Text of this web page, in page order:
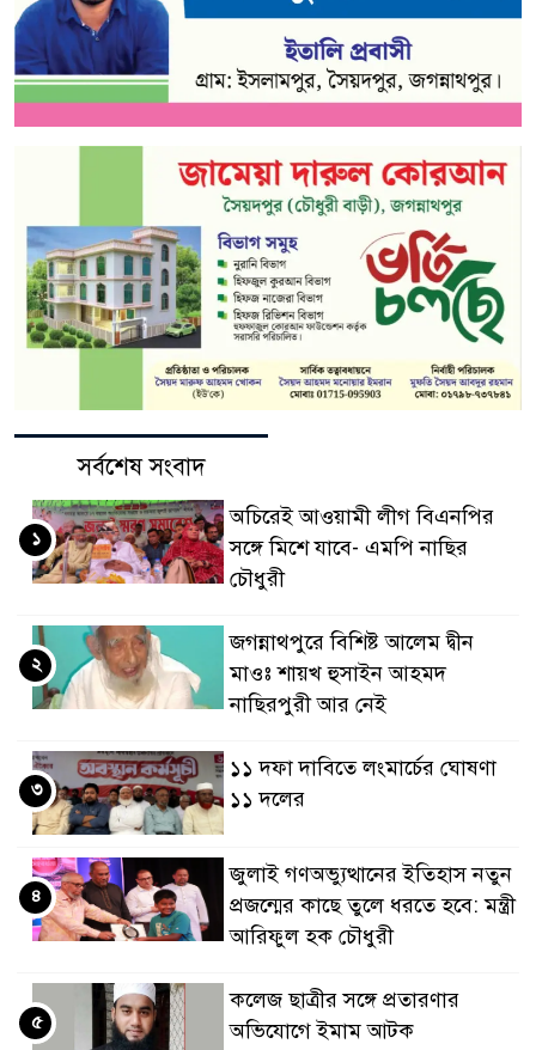
সর্বশেষ সংবাদ
অচিরেই আওয়ামী লীগ বিএনপির
সঙ্গে মিশে যাবে- এমপি নাছির
চৌধুরী
১
জগন্নাথপুরে বিশিষ্ট আলেম দ্বীন
মাওঃ শায়খ হুসাইন আহমদ
নাছিরপুরী আর নেই
২
১১ দফা দাবিতে লংমার্চের ঘোষণা
১১ দলের
৩
জুলাই গণঅভ্যুত্থানের ইতিহাস নতুন
প্রজন্মের কাছে তুলে ধরতে হবে: মন্ত্রী
আরিফুল হক চৌধুরী
৪
কলেজ ছাত্রীর সঙ্গে প্রতারণার
অভিযোগে ইমাম আটক
৫